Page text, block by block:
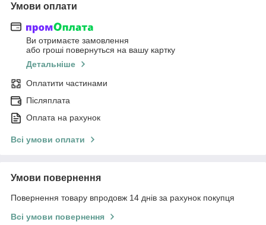
Умови оплати
Ви отримаєте замовлення
або гроші повернуться на вашу картку
Детальніше
Оплатити частинами
Післяплата
Оплата на рахунок
Всі умови оплати
Умови повернення
Повернення товару впродовж 14 днів за рахунок покупця
Всі умови повернення